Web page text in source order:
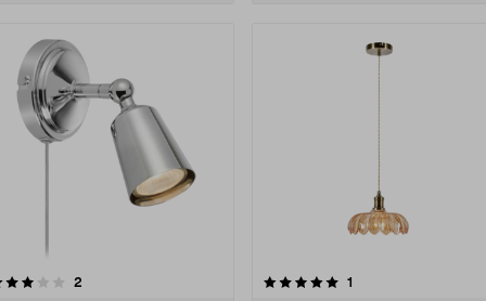
2
5.0 av 5 stjärnor 1
4.0 av 5 stjärnor